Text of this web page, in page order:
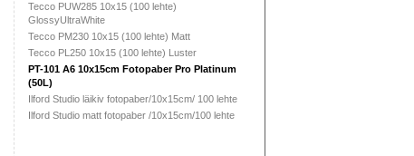
Tecco PUW285 10x15 (100 lehte)
GlossyUltraWhite
Tecco PM230 10x15 (100 lehte) Matt
Tecco PL250 10x15 (100 lehte) Luster
PT-101 A6 10x15cm Fotopaber Pro Platinum
(50L)
Ilford Studio läikiv fotopaber/10x15cm/ 100 lehte
Ilford Studio matt fotopaber /10x15cm/100 lehte